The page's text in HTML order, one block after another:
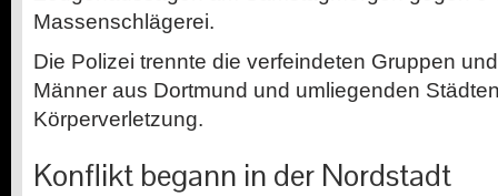
Massenschlägerei.
Die Polizei trennte die verfeindeten Gruppen
Männer aus Dortmund und umliegenden
Körperverletzung.
Konflikt begann in der Nordstadt